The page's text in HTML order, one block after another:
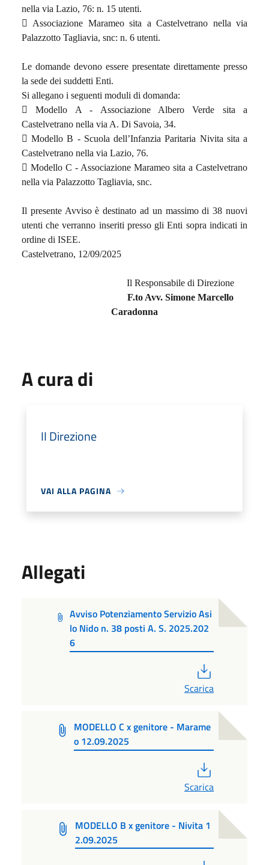
nella via Lazio, 76: n. 15 utenti.
 Associazione Marameo sita a Castelvetrano nella via
Palazzotto Tagliavia, snc: n. 6 utenti.
Le domande devono essere presentate direttamente presso
la sede dei suddetti Enti.
Si allegano i seguenti moduli di domanda:
 Modello A - Associazione Albero Verde sita a
Castelvetrano nella via A. Di Savoia, 34.
 Modello B - Scuola dell’Infanzia Paritaria Nivita sita a
Castelvetrano nella via Lazio, 76.
 Modello C - Associazione Marameo sita a Castelvetrano
nella via Palazzotto Tagliavia, snc.
Il presente Avviso è destinato ad un massimo di 38 nuovi
utenti che verranno inseriti presso gli Enti sopra indicati in
ordine di ISEE.
Castelvetrano, 12/09/2025
Il Responsabile di Direzione
F.toAvv. Simone Marcello
Caradonna
A cura di
II Direzione
VAI ALLA PAGINA
Allegati
Avviso Potenziamento Servizio Asi
lo Nido n. 38 posti A. S. 2025.202
6
Scarica
MODELLO C x genitore - Marame
o 12.09.2025
Scarica
MODELLO B x genitore - Nivita 1
2.09.2025